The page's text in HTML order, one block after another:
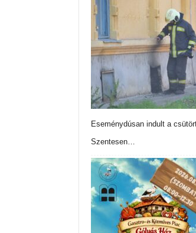
Eseménydúsan indult a
Szentesen…